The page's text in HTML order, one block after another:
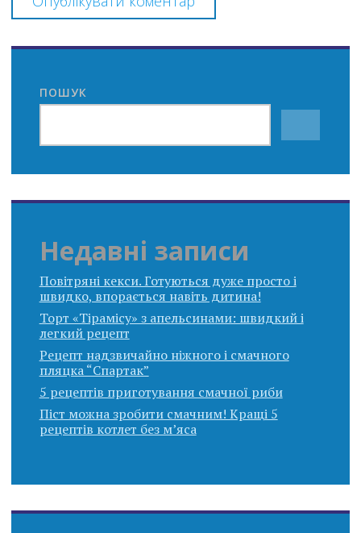
ПОШУК
Недавні записи
Повітряні кекси. Готуються дуже просто і
швидко, впорається навіть дитина!
Торт «Тірамісу» з апельсинами: швидкий і
легкий рецепт
Рецепт надзвичайно ніжного і смачного
пляцка “Спартак”
5 рецептів приготування смачної риби
Піст можна зробити смачним! Кращі 5
рецептів котлет без м’яса